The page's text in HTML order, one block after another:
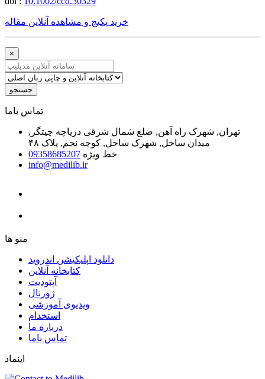
خرید پکیج و مشاهده آنلاین مقاله
×
جستجو
ﺗﻤﺎﺱ ﺑﺎﻣﺎ
تهران, شهرک راه آهن, ضلع شمال شرقی دریاچه چیتگر,
میدان ساحل, شهرک ساحل, کوچه نجم, پلاک ۴۸
خط ویژه 09358685207
info@medilib.ir
ﻣﻨﻮ ﻫﺎ
دانلود اپلیکیشن اندروید
ﮐﺘﺎﺑﺨﺎﻧﻪ ﺁﻧﻼﯾﻦ
ﺁﭘﺘﻮﺩﯾﺖ
ﮊﻭﺭﻧﺎﻝ
ویدیوی آموزشی
استخدام
درباره ما
ﺗﻤﺎﺱ ﺑﺎﻣﺎ
اینماد